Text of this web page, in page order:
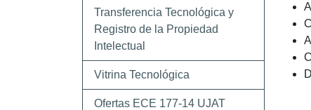
Transferencia Tecnológica y
Registro de la Propiedad
Intelectual
Vitrina Tecnológica
Ofertas ECE 177-14 UJAT